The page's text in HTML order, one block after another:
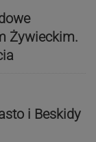
Żywieckim.
i Beskidy